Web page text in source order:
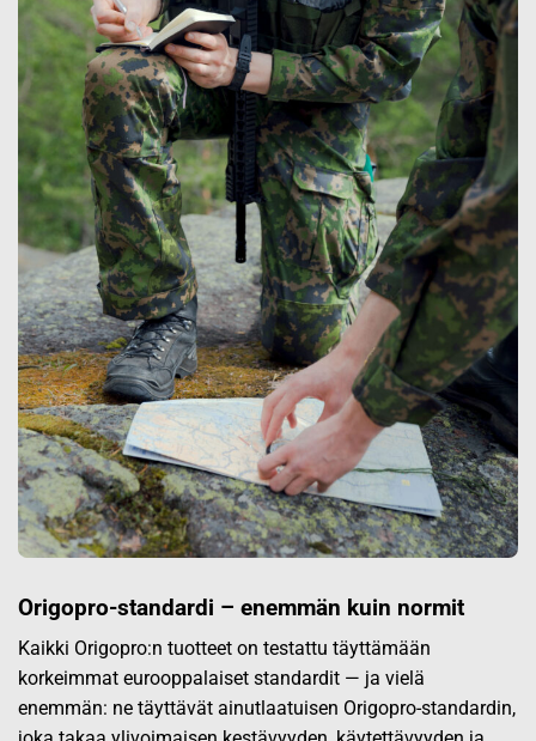
Origopro-standardi – enemmän kuin normit
Kaikki Origopro:n tuotteet on testattu täyttämään
korkeimmat eurooppalaiset standardit — ja vielä
enemmän: ne täyttävät ainutlaatuisen Origopro-standardin,